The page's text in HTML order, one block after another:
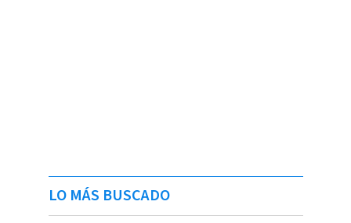
LO MÁS BUSCADO